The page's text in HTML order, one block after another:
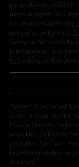
Jag godkänner att
personuppgifter och
om deras produkter.
behandlas enligt deras
samtycke när som helst
prenumeration som finns
Här kan jag avsluta
*Gäller i 4 veckor och
andra erbjudanden/
löses in i kassan. Gäller
produkter, (Till)
produkter, Die Toten
Fischfilet-produkter,
donation.